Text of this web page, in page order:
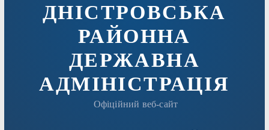
ДНІСТРОВСЬКА
РАЙОННА
ДЕРЖАВНА
АДМІНІСТРАЦІЯ
Офіційний веб-сайт